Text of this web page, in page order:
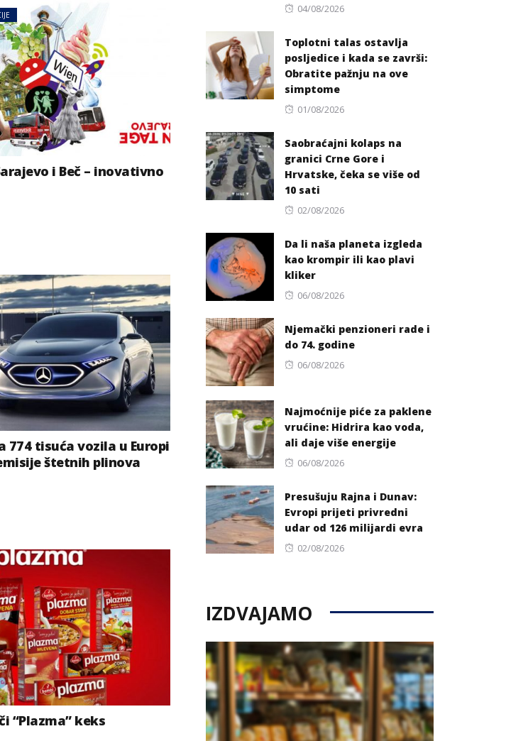
i Beč – inovativno
774 tisuća vozila u Europi
štetnih plinova
“Plazma” keks
Posted
04/08/2026
Toplotni talas ostavlja
posljedice i kada se završi:
Obratite pažnju na ove
simptome
Posted
01/08/2026
Saobraćajni kolaps na
granici Crne Gore i
Hrvatske, čeka se više od
10 sati
Posted
02/08/2026
Da li naša planeta izgleda
kao krompir ili kao plavi
kliker
Posted
06/08/2026
Njemački penzioneri rade i
do 74. godine
Posted
06/08/2026
Najmoćnije piće za paklene
vrućine: Hidrira kao voda,
ali daje više energije
Posted
06/08/2026
Presušuju Rajna i Dunav:
Evropi prijeti privredni
udar od 126 milijardi evra
Posted
02/08/2026
IZDVAJAMO